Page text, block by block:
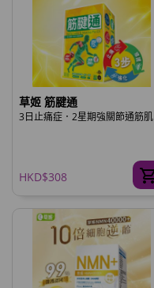
草姬 筋腱通
3日止痛症．2星期強關節通筋肌
HKD$308